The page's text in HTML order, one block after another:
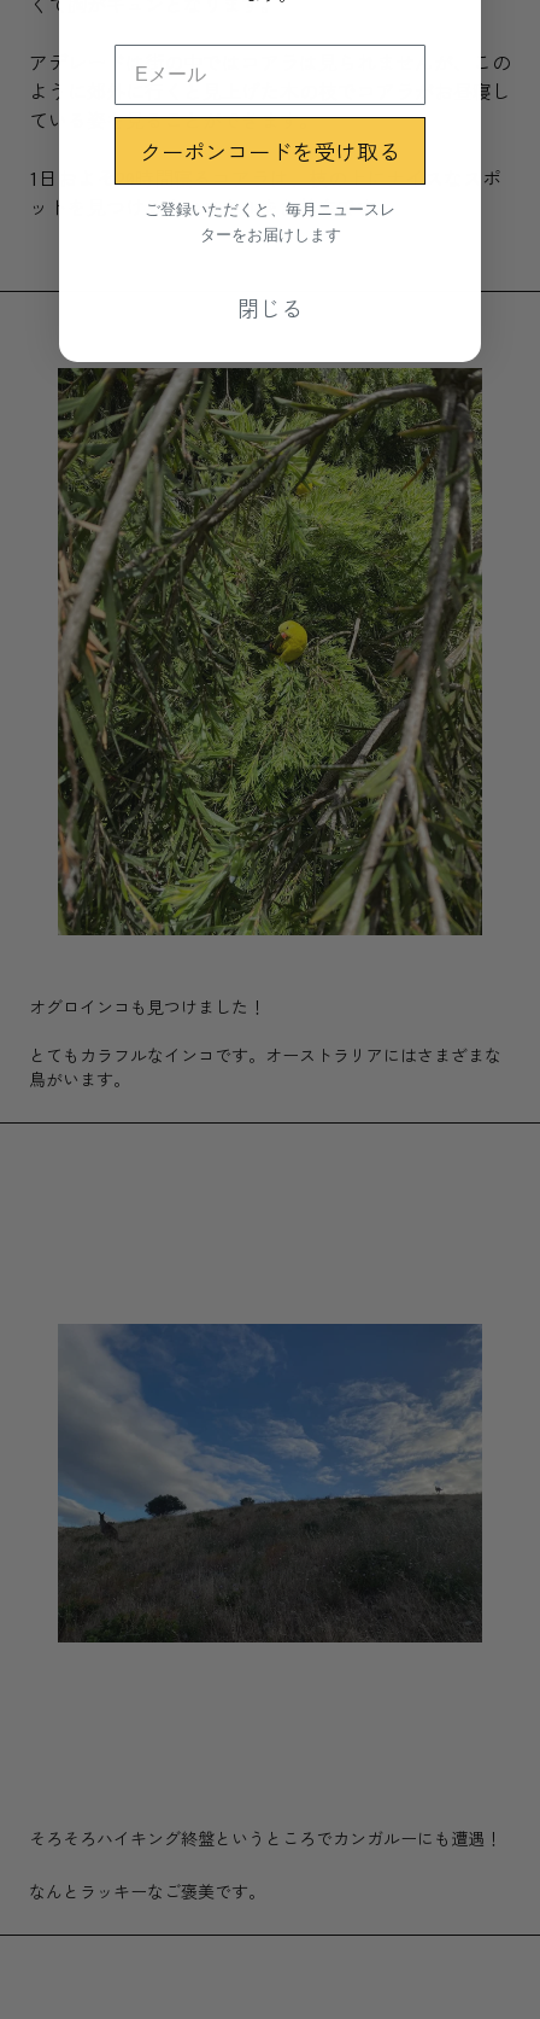
くて胸がキュンとなります。
アデレードは街の中ではコアラは見られませんが、この
ように郊外に行くと見上げた木の枝でコアラがお昼寝し
ている姿を見ることができます。
1日およそ20時間寝るコアラは、枝の上にナイスなスポ
ットを見つける高いスキルをお持ちです。
オグロインコも見つけました！
とてもカラフルなインコです。オーストラリアにはさまざまな
鳥がいます。
そろそろハイキング終盤というところでカンガルーにも遭遇！
なんとラッキーなご褒美です。
クーポンコードを受け取る
ご登録いただくと、毎月ニュースレ
ターをお届けします
閉じる